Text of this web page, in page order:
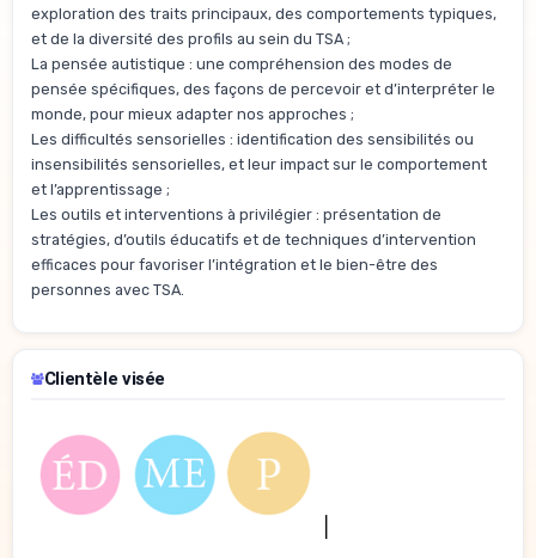
exploration des traits principaux, des comportements typiques,
et de la diversité des profils au sein du TSA ;
La pensée autistique : une compréhension des modes de
pensée spécifiques, des façons de percevoir et d’interpréter le
monde, pour mieux adapter nos approches ;
Les difficultés sensorielles : identification des sensibilités ou
insensibilités sensorielles, et leur impact sur le comportement
et l’apprentissage ;
Les outils et interventions à privilégier : présentation de
stratégies, d’outils éducatifs et de techniques d’intervention
efficaces pour favoriser l’intégration et le bien-être des
personnes avec TSA.
Clientèle visée